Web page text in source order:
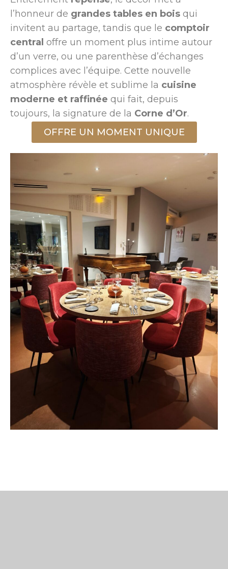
l’honneur de grandes tables en bois qui
invitent au partage, tandis que le comptoir
central offre un moment plus intime autour
d’un verre, ou une parenthèse d’échanges
complices avec l’équipe. Cette nouvelle
atmosphère révèle et sublime la cuisine
moderne et raffinée qui fait, depuis
toujours, la signature de la Corne d’Or.
OFFRE UN MOMENT UNIQUE